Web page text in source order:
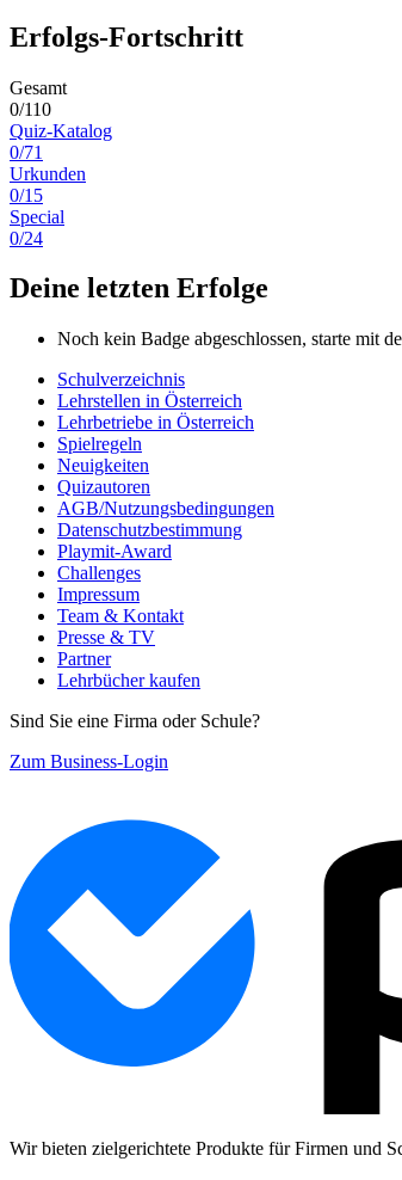
Erfolgs-Fortschritt
Gesamt
0/110
Quiz-Katalog
0/71
Urkunden
0/15
Special
0/24
Deine letzten Erfolge
Noch kein Badge abgeschlossen, starte mit
Schulverzeichnis
Lehrstellen in Österreich
Lehrbetriebe in Österreich
Spielregeln
Neuigkeiten
Quizautoren
AGB/Nutzungsbedingungen
Datenschutzbestimmung
Playmit-Award
Challenges
Impressum
Team & Kontakt
Presse & TV
Partner
Lehrbücher kaufen
Sind Sie eine Firma oder Schule?
Zum Business-Login
Wir bieten zielgerichtete Produkte für Firmen und